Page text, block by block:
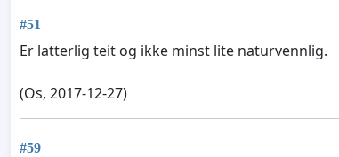
#51
Er latterlig teit og ikke minst lite naturvennlig.
(Os, 2017-12-27)
#59